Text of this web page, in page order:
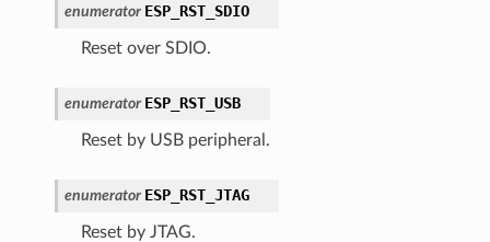
enumerator ESP_RST_SDIO
Reset over SDIO.
enumerator ESP_RST_USB
Reset by USB peripheral.
enumerator ESP_RST_JTAG
Reset by JTAG.